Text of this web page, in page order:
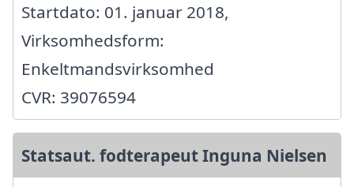
Startdato: 01. januar 2018,
Virksomhedsform:
Enkeltmandsvirksomhed
CVR: 39076594
Statsaut. fodterapeut Inguna Nielsen